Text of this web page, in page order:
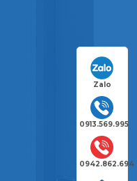
Zalo
0913.569.995
0942.862.694